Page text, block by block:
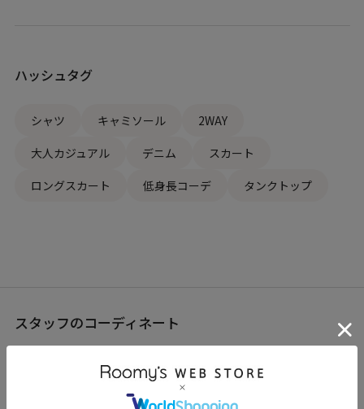
ハッシュタグ
シャツ キャミソール
2WAY
大人カジュアル
デニム
スカート
ロングスカート
低身長コーデ タンクトップ
スタッフのコーディネート